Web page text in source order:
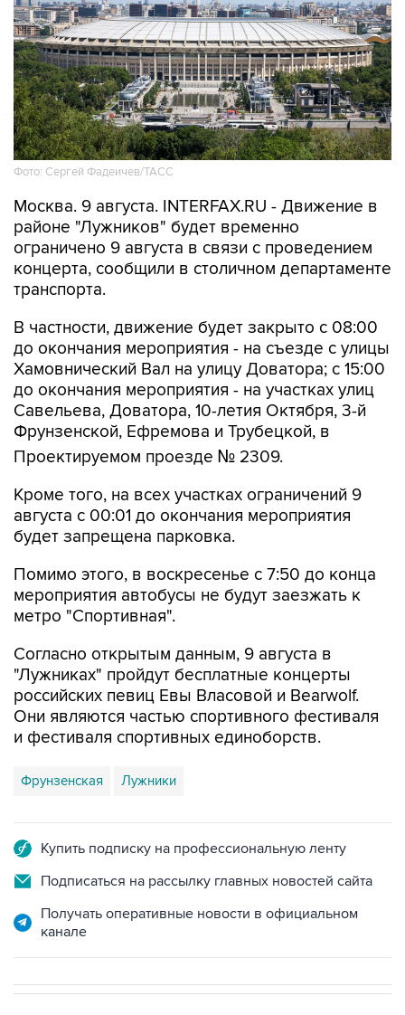
Фото: Сергей Фадеичев/ТАСС
Москва. 9 августа. INTERFAX.RU - Движение в
районе "Лужников" будет временно
ограничено 9 августа в связи с проведением
концерта, сообщили в столичном департаменте
транспорта.
В частности, движение будет закрыто с 08:00
до окончания мероприятия - на съезде с улицы
Хамовнический Вал на улицу Доватора; с 15:00
до окончания мероприятия - на участках улиц
Савельева, Доватора, 10-летия Октября, 3-й
Фрунзенской, Ефремова и Трубецкой, в
Проектируемом проезде № 2309.
Кроме того, на всех участках ограничений 9
августа с 00:01 до окончания мероприятия
будет запрещена парковка.
Помимо этого, в воскресенье с 7:50 до конца
мероприятия автобусы не будут заезжать к
метро "Спортивная".
Согласно открытым данным, 9 августа в
"Лужниках" пройдут бесплатные концерты
российских певиц Евы Власовой и Bearwolf.
Они являются частью спортивного фестиваля
и фестиваля спортивных единоборств.
Фрунзенская Лужники
Купить подписку на профессиональную ленту
Подписаться на рассылку главных новостей сайта
Получать оперативные новости в официальном
канале